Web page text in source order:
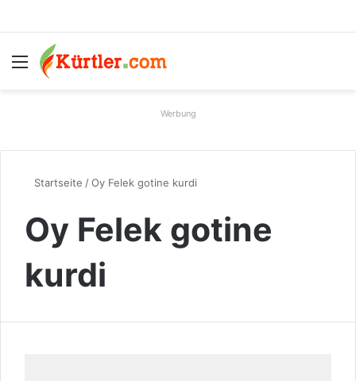
Menü
Werbung
Startseite /Oy Felek gotine kurdi
Oy Felek gotine
kurdi